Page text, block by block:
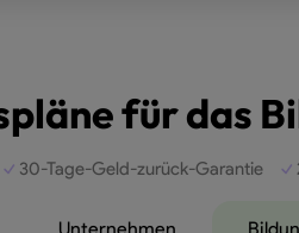
für das
30-Tage-Geld-zurück-Garantie